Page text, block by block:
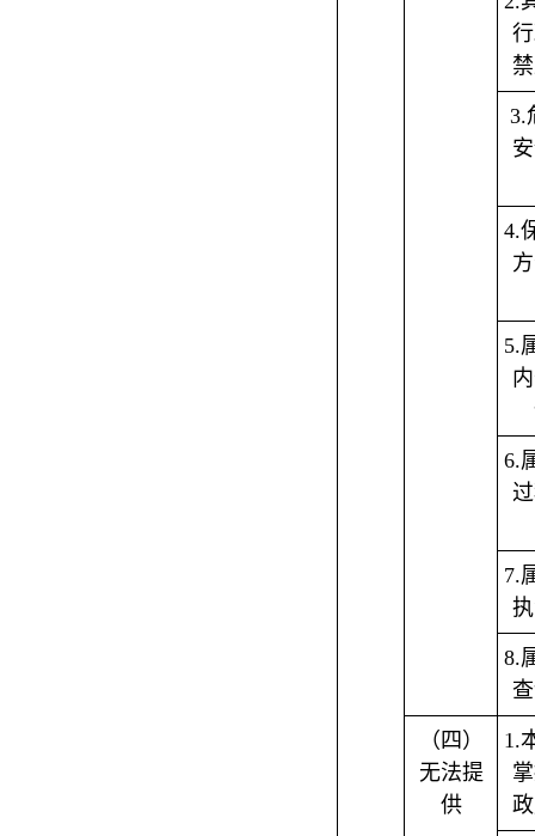
3.
4.
5.
6.
7.
8.
（四）
无法提
供
1.